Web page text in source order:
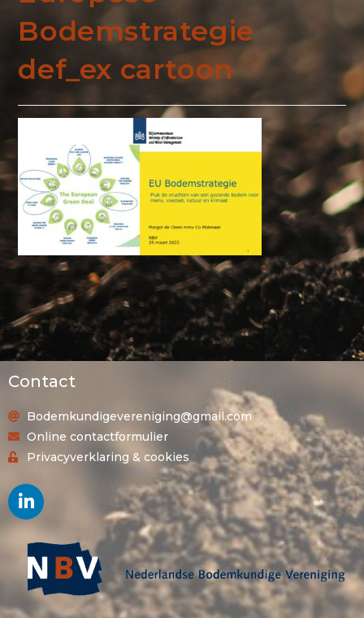
Bodemstrategie
def_ex cartoon
Contact
Bodemkundigevereniging@gmail.com
Online contactformulier
Privacyverklaring & cookies